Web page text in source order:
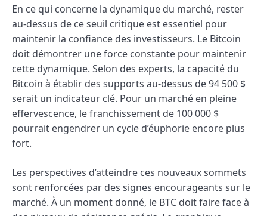
En ce qui concerne la dynamique du marché, rester
au-dessus de ce seuil critique est essentiel pour
maintenir la confiance des investisseurs. Le Bitcoin
doit démontrer une force constante pour maintenir
cette dynamique. Selon des experts, la capacité du
Bitcoin à établir des supports au-dessus de 94 500 $
serait un indicateur clé. Pour un marché en pleine
effervescence, le franchissement de 100 000 $
pourrait engendrer un cycle d’éuphorie encore plus
fort.
Les perspectives d’atteindre ces nouveaux sommets
sont renforcées par des signes encourageants sur le
marché. À un moment donné, le BTC doit faire face à